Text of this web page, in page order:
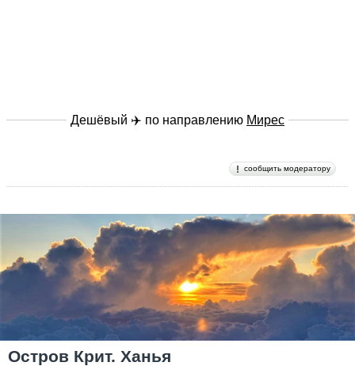
Дешёвый ✈️ по направлению Мирес
сообщить модератору
Остров Крит. Ханья